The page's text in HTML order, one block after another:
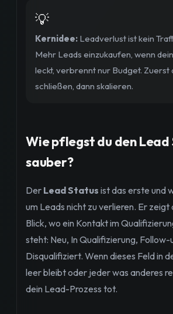
💡
Kernidee: Leadverlust ist kein
Mehr Leads einzukaufen, wenn
leckt, verbrennt nur Budget. Zuerst
schließen, dann skalieren.
Wie pflegst du den
sauber?
Der Lead Status ist das erste und
um Leads nicht zu verlieren. Er zeigt
Blick, wo ein Kontakt im
steht: Neu, In Qualifizierung, Follow-
Disqualifiziert. Wenn dieses Feld in
leer bleibt oder jeder was anderes
dein Lead-Prozess tot.